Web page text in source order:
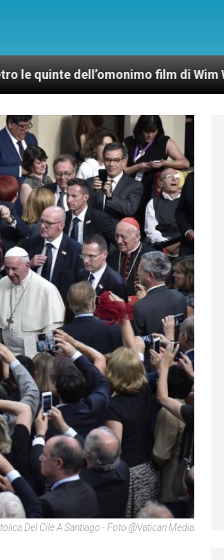
film di Wim Wenders
Del Cile A Santiago - Foto @Vatican Media